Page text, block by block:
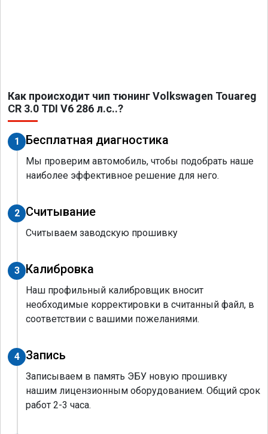
Как происходит чип тюнинг Volkswagen Touareg
CR 3.0 TDI V6 286 л.с..?
1 Бесплатная диагностика
Мы проверим автомобиль, чтобы подобрать наше
наиболее эффективное решение для него.
2 Считывание
Считываем заводскую прошивку
3 Калибровка
Наш профильный калибровщик вносит
необходимые корректировки в считанный файл, в
соответствии с вашими пожеланиями.
4 Запись
Записываем в память ЭБУ новую прошивку
нашим лицензионным оборудованием. Общий срок
работ 2-3 часа.